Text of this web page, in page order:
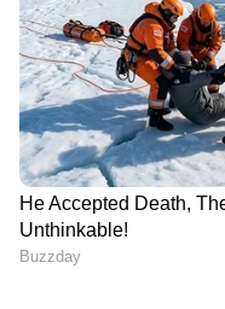
ആയങ്കിയെ പൂട്ടി